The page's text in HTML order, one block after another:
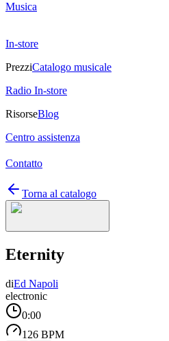
Musica
In-store
PrezziCatalogo musicale
Radio In-store
RisorseBlog
Centro assistenza
Contatto
Torna al catalogo
Eternity
diEd Napoli
electronic
0:00
126 BPM